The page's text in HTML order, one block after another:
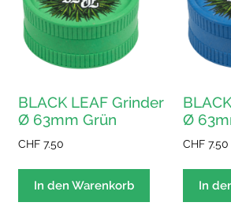
BLACK LEAF Grinder
Ø 63mm Grün
CHF 7.50
In den Warenkorb
Ø
CHF 7.50
In